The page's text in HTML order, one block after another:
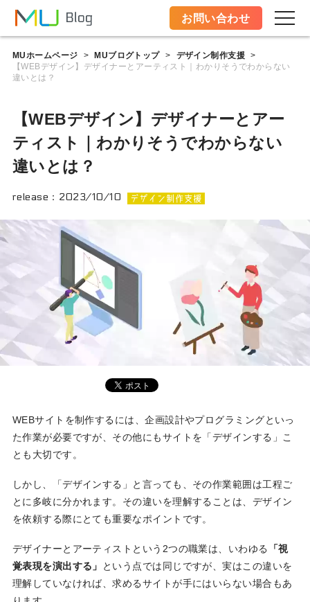
お問い合わせ
MUホームページ > MUブログトップ > デザイン制作支援
>
【WEBデザイン】デザイナーとアーティスト｜わかりそうでわからない
違いとは？
【WEBデザイン】デザイナーとアー
ティスト｜わかりそうでわからない
違いとは？
release： 2023/10/10 デザイン制作支援
WEBサイトを制作するには、企画設計やプログラミングといっ
た作業が必要ですが、その他にもサイトを「デザインする」こ
とも大切です。
しかし、「デザインする」と言っても、その作業範囲は工程ご
とに多岐に分かれます。その違いを理解することは、デザイン
を依頼する際にとても重要なポイントです。
デザイナーとアーティストという2つの職業は、いわゆる
「視
覚表現を演出する」
という点では同じですが、実はこの違いを
理解していなければ、求めるサイトが手にはいらない場合もあ